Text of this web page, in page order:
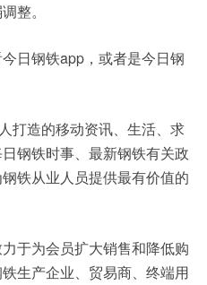
整。
日钢铁app，或者是今日钢
打造的移动资讯、生活、求
钢铁时事、最新钢铁有关政
铁从业人员提供最有价值的
于为会员扩大销售和降低购
生产企业、贸易商、终端用